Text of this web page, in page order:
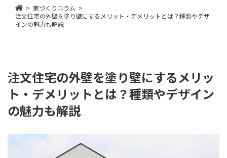
家づくりコラム
注文住宅の外壁を塗り壁にするメリット・デメリットとは？種類やデザ
インの魅力も解説
注文住宅の外壁を塗り壁にするメリッ
ト・デメリットとは？種類やデザイン
の魅力も解説